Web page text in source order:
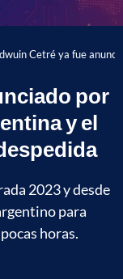
Cetré ya fue
por
y el
2023 y desde
para
horas.